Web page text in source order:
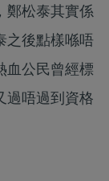
鄭松泰其實係
之後點樣喺唔
血公民曾經標
過唔過到資格